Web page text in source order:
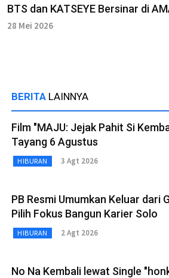
BTS dan KATSEYE Bersinar di
28 Mei 2026
BERITA LAINNYA
Film "MAJU: Jejak Pahit Si
Tayang 6 Agustus
HIBURAN 3 Agt 2026
PB Resmi Umumkan Keluar dari
Pilih Fokus Bangun Karier Solo
HIBURAN 2 Agt 2026
No Na Kembali lewat Single